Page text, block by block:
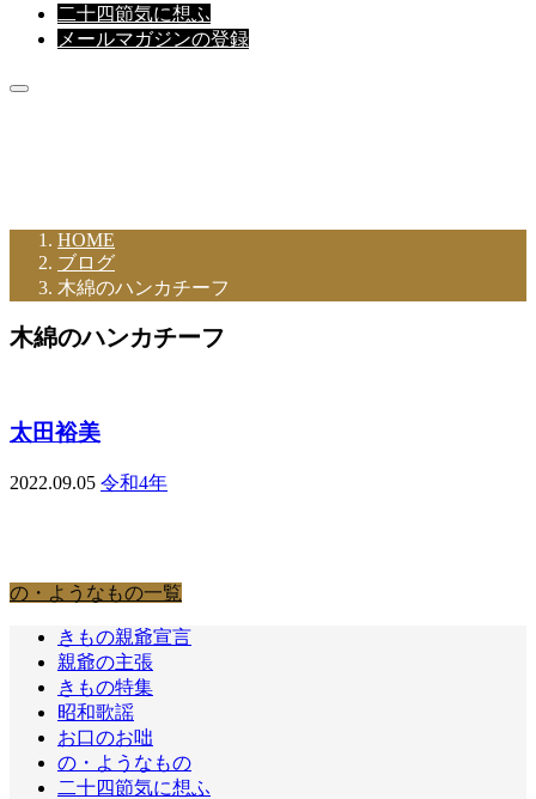
二十四節気に想ふ
メールマガジンの登録
HOME
ブログ
木綿のハンカチーフ
木綿のハンカチーフ
太田裕美
2022.09.05 令和4年
の・ようなもの一覧
きもの親爺宣言
親爺の主張
きもの特集
昭和歌謡
お口のお咄
の・ようなもの
二十四節気に想ふ